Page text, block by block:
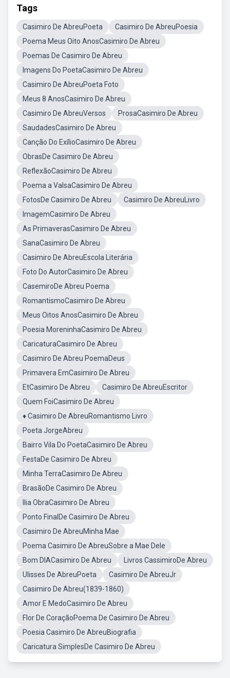
Tags
Casimiro De AbreuPoeta
Casimiro De AbreuPoesia
Poema Meus Oito AnosCasimiro De Abreu
Poemas De Casimiro De Abreu
Imagens Do PoetaCasimiro De Abreu
Casimiro De AbreuPoeta Foto
Meus 8 AnosCasimiro De Abreu
Casimiro De AbreuVersos
ProsaCasimiro De Abreu
SaudadesCasimiro De Abreu
Canção Do ExílioCasimiro De Abreu
ObrasDe Casimiro De Abreu
ReflexãoCasimiro De Abreu
Poema a ValsaCasimiro De Abreu
FotosDe Casimiro De Abreu
Casimiro De AbreuLivro
ImagemCasimiro De Abreu
As PrimaverasCasimiro De Abreu
SanaCasimiro De Abreu
Casimiro De AbreuEscola Literária
Foto Do AutorCasimiro De Abreu
CasemiroDe Abreu Poema
RomantismoCasimiro De Abreu
Meus Oitos AnosCasimiro De Abreu
Poesia MoreninhaCasimiro De Abreu
CaricaturaCasimiro De Abreu
Casimiro De Abreu PoemaDeus
Primavera EmCasimiro De Abreu
EtCasimiro De Abreu
Casimiro De AbreuEscritor
Quem FoiCasimiro De Abreu
♦ Casimiro De AbreuRomantismo Livro
Poeta JorgeAbreu
Bairro Vila Do PoetaCasimiro De Abreu
FestaDe Casimiro De Abreu
Minha TerraCasimiro De Abreu
BrasãoDe Casimiro De Abreu
Ilia ObraCasimiro De Abreu
Ponto FinalDe Casimiro De Abreu
Casimiro De AbreuMinha Mae
Poema Casimiro De AbreuSobre a Mae Dele
Bom DIACasimiro De Abreu
Livros CassimiroDe Abreu
Ulisses De AbreuPoeta
Casimiro De AbreuJr
Casimiro De Abreu(1839-1860)
Amor E MedoCasimiro De Abreu
Flor De CoraçãoPoema De Casimiro De Abreu
Poesia Casimiro De AbreuBiografia
Caricatura SimplesDe Casimiro De Abreu